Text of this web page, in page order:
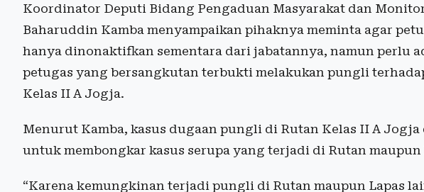
Koordinator Deputi Bidang Pengaduan Masyarakat dan
Baharuddin Kamba menyampaikan pihaknya meminta agar
hanya dinonaktifkan sementara dari jabatannya, namun perlu
petugas yang bersangkutan terbukti melakukan pungli
Kelas II A Jogja.
Menurut Kamba, kasus dugaan pungli di Rutan Kelas II A
untuk membongkar kasus serupa yang terjadi di Rutan maupun
“Karena kemungkinan terjadi pungli di Rutan maupun Lapas